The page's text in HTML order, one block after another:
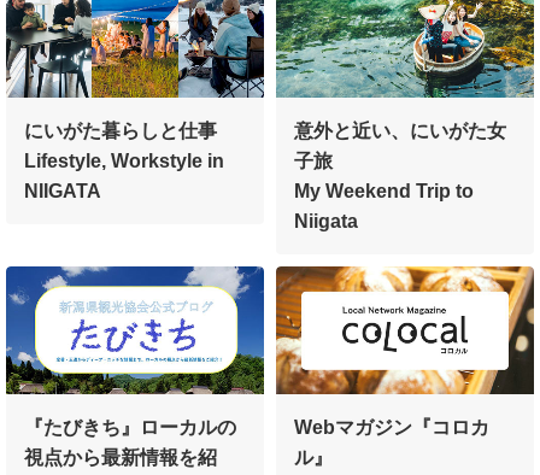
にいがた暮らしと仕事
Lifestyle, Workstyle in
NIIGATA
意外と近い、にいがた女
子旅
My Weekend Trip to
Niigata
『たびきち』ローカルの
視点から最新情報を紹
Webマガジン『コロカ
ル』